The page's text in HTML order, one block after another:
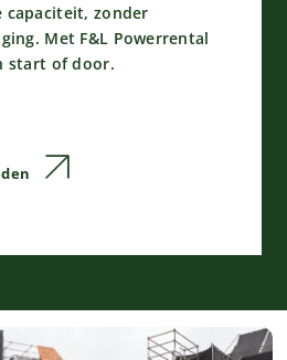
capaciteit, zonder
Met F&L Powerrental
start of door.